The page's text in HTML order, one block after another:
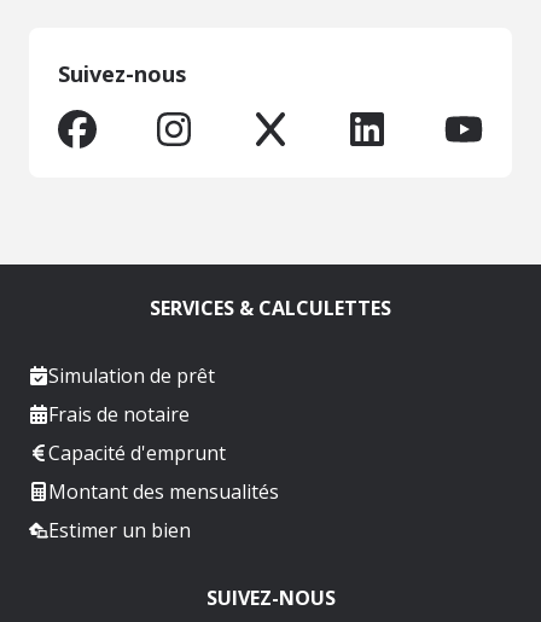
Suivez-nous
SERVICES & CALCULETTES
Simulation de prêt
Frais de notaire
Capacité d'emprunt
Montant des mensualités
Estimer un bien
SUIVEZ-NOUS